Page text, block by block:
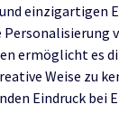
einzigartigen
Personalisierung
ermöglicht es
Weise zu
Eindruck bei